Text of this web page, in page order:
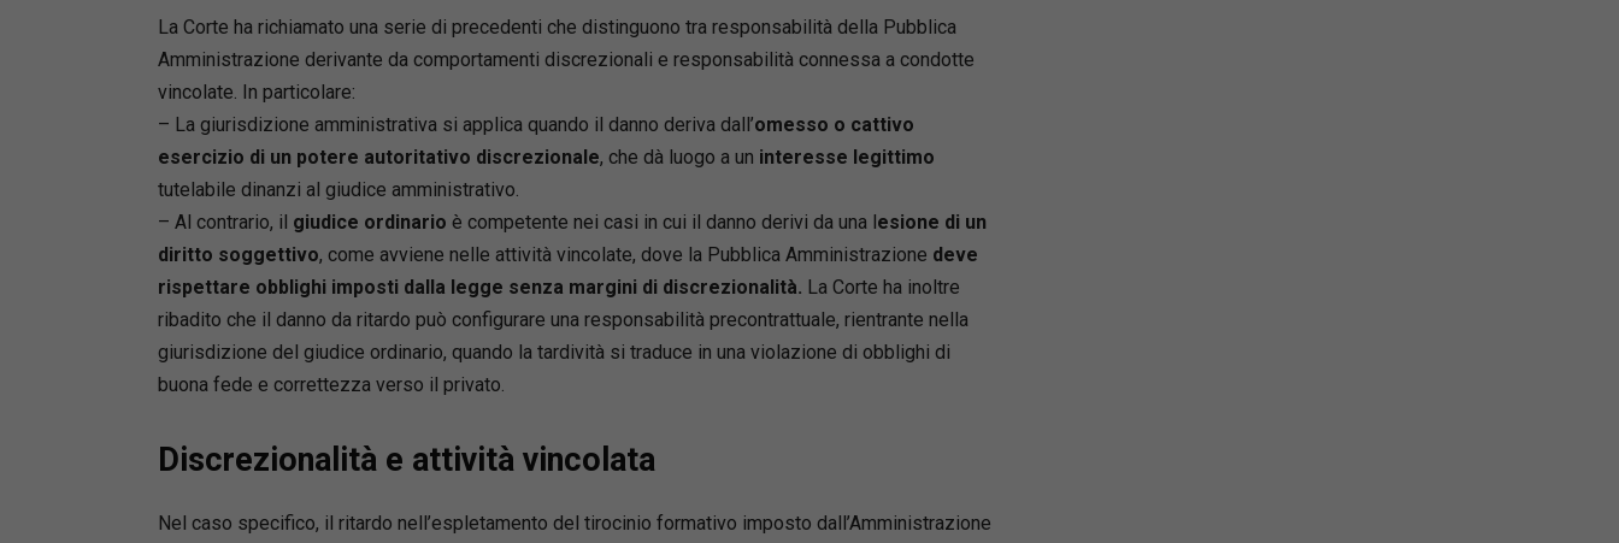
La Corte ha richiamato una serie di precedenti che distinguono tra responsabilità della Pubblica
Amministrazione derivante da comportamenti discrezionali e responsabilità connessa a condotte
vincolate. In particolare:
– La giurisdizione amministrativa si applica quando il danno deriva dall’omesso o cattivo
esercizio di un potere autoritativo discrezionale, che dà luogo a un interesse legittimo
tutelabile dinanzi al giudice amministrativo.
– Al contrario, il giudice ordinario è competente nei casi in cui il danno derivi da una lesione di un
diritto soggettivo, come avviene nelle attività vincolate, dove la Pubblica Amministrazione deve
rispettare obblighi imposti dalla legge senza margini di discrezionalità. La Corte ha inoltre
ribadito che il danno da ritardo può configurare una responsabilità precontrattuale, rientrante nella
giurisdizione del giudice ordinario, quando la tardività si traduce in una violazione di obblighi di
buona fede e correttezza verso il privato.
Discrezionalità e attività vincolata
Nel caso specifico, il ritardo nell’espletamento del tirocinio formativo imposto dall’Amministrazione